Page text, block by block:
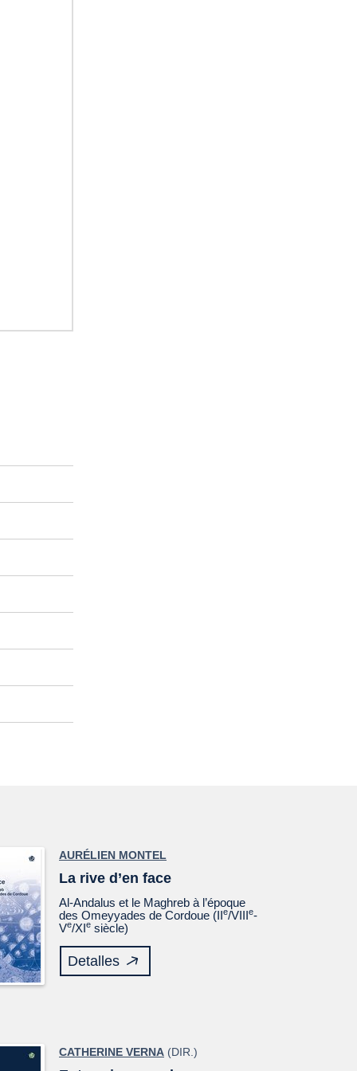
AURÉLIEN MONTEL
La rive d’en face
Al-Andalus et le Maghreb à l’époque
des Omeyyades de Cordoue (IIe/VIIIe-
Ve/XIe siècle)
Detalles
CATHERINE VERNA (DIR.)